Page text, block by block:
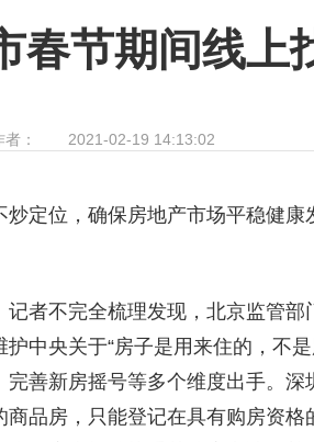
春节期间线上
者： 2021-02-19 14:13:02
炒定位，确保房地产市场平稳健
记者不完全梳理发现，北京监管
中央关于“房子是用来住的，不
完善新房摇号等多个维度出手。
商品房，只能登记在具有购房资